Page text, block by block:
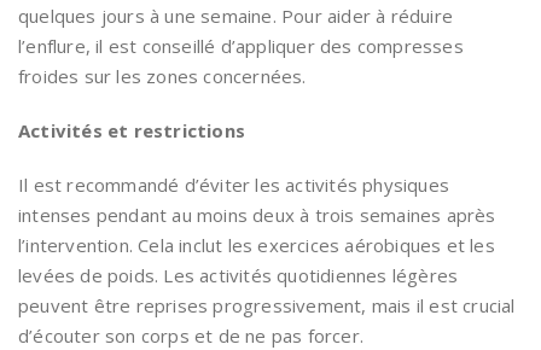
quelques jours à une semaine. Pour aider à réduire
l’enflure, il est conseillé d’appliquer des compresses
froides sur les zones concernées.
Activités et restrictions
Il est recommandé d’éviter les activités physiques
intenses pendant au moins deux à trois semaines après
l’intervention. Cela inclut les exercices aérobiques et les
levées de poids. Les activités quotidiennes légères
peuvent être reprises progressivement, mais il est crucial
d’écouter son corps et de ne pas forcer.